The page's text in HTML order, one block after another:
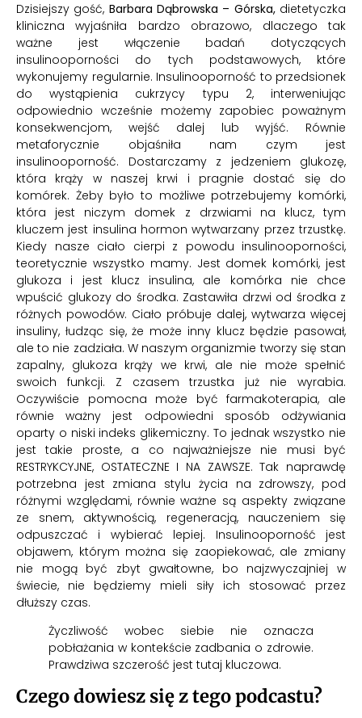
Dzisiejszy gość, Barbara Dąbrowska – Górska,dietetyczka
kliniczna wyjaśniła bardzo obrazowo, dlaczego tak
ważne jest włączenie badań dotyczących
insulinooporności do tych podstawowych, które
wykonujemy regularnie. Insulinooporność to przedsionek
do wystąpienia cukrzycy typu 2, interweniując
odpowiednio wcześnie możemy zapobiec poważnym
konsekwencjom, wejść dalej lub wyjść. Równie
metaforycznie objaśniła nam czym jest
insulinooporność. Dostarczamy z jedzeniem glukozę,
która krąży w naszej krwi i pragnie dostać się do
komórek. Żeby było to możliwe potrzebujemy komórki,
która jest niczym domek z drzwiami na klucz, tym
kluczem jest insulina hormon wytwarzany przez trzustkę.
Kiedy nasze ciało cierpi z powodu insulinooporności,
teoretycznie wszystko mamy. Jest domek komórki, jest
glukoza i jest klucz insulina, ale komórka nie chce
wpuścić glukozy do środka. Zastawiła drzwi od środka z
różnych powodów. Ciało próbuje dalej, wytwarza więcej
insuliny, łudząc się, że może inny klucz będzie pasował,
ale to nie zadziała. W naszym organizmie tworzy się stan
zapalny, glukoza krąży we krwi, ale nie może spełnić
swoich funkcji. Z czasem trzustka już nie wyrabia.
Oczywiście pomocna może być farmakoterapia, ale
równie ważny jest odpowiedni sposób odżywiania
oparty o niski indeks glikemiczny. To jednak wszystko nie
jest takie proste, a co najważniejsze nie musi być
RESTRYKCYJNE, OSTATECZNE I NA ZAWSZE. Tak naprawdę
potrzebna jest zmiana stylu życia na zdrowszy, pod
różnymi względami, równie ważne są aspekty związane
ze snem, aktywnością, regeneracją, nauczeniem się
odpuszczać i wybierać lepiej. Insulinooporność jest
objawem, którym można się zaopiekować, ale zmiany
nie mogą być zbyt gwałtowne, bo najzwyczajniej w
świecie, nie będziemy mieli siły ich stosować przez
dłuższy czas.
Życzliwość wobec siebie nie oznacza
pobłażania w kontekście zadbania o zdrowie.
Prawdziwa szczerość jest tutaj kluczowa.
Czego dowiesz się z tego podcastu?